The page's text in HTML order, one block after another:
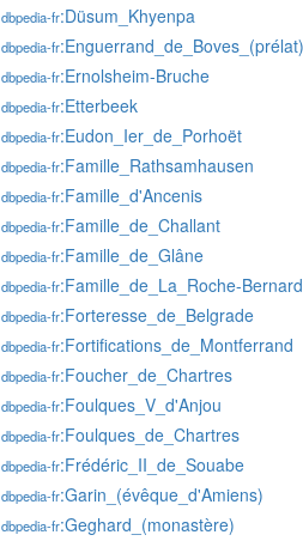
dbpedia-fr:Düsum_Khyenpa
dbpedia-fr:Enguerrand_de_Boves_(prélat)
dbpedia-fr:Ernolsheim-Bruche
dbpedia-fr:Etterbeek
dbpedia-fr:Eudon_Ier_de_Porhoët
dbpedia-fr:Famille_Rathsamhausen
dbpedia-fr:Famille_d'Ancenis
dbpedia-fr:Famille_de_Challant
dbpedia-fr:Famille_de_Glâne
dbpedia-fr:Famille_de_La_Roche-Bernard
dbpedia-fr:Forteresse_de_Belgrade
dbpedia-fr:Fortifications_de_Montferrand
dbpedia-fr:Foucher_de_Chartres
dbpedia-fr:Foulques_V_d'Anjou
dbpedia-fr:Foulques_de_Chartres
dbpedia-fr:Frédéric_II_de_Souabe
dbpedia-fr:Garin_(évêque_d'Amiens)
dbpedia-fr:Geghard_(monastère)